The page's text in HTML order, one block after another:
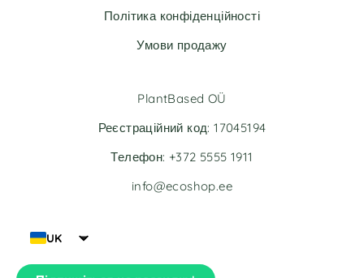
:
Політика конфіденційності
Умови продажу
UK
PlantBased OÜ
Реєстраційний код: 17045194
Телефон: +372 5555 1911
info@ecoshop.ee